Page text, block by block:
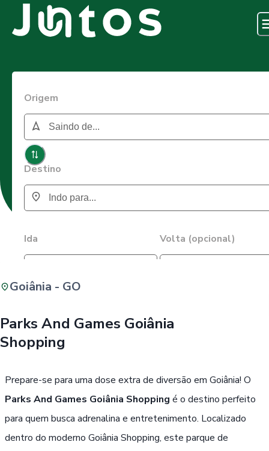
Origem
Destino
Ida Volta (opcional)
Goiânia - GO
Parks And Games Goiânia
Shopping
Prepare-se para uma dose extra de diversão em Goiânia! O
Parks And Games Goiânia Shopping é o destino perfeito
para quem busca adrenalina e entretenimento. Localizado
dentro do moderno Goiânia Shopping, este parque de